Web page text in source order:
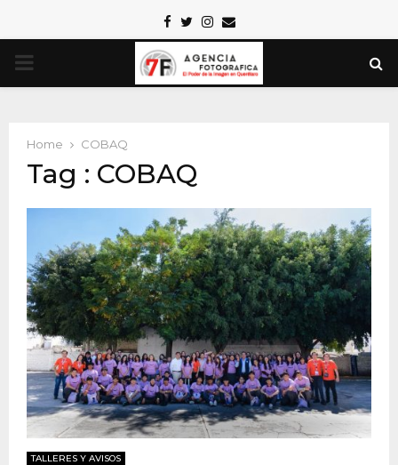
Facebook
TwitterInstagram
Email
PRIMARY
Home COBAQ
Tag : COBAQ
TALLERES Y AVISOS